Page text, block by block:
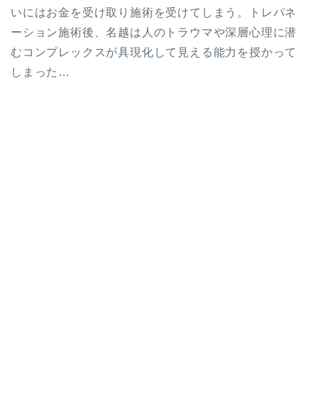
いにはお金を受け取り施術を受けてしまう。トレパネ
ーション施術後、名越は人のトラウマや深層心理に潜
むコンプレックスが具現化して見える能力を授かって
しまった…